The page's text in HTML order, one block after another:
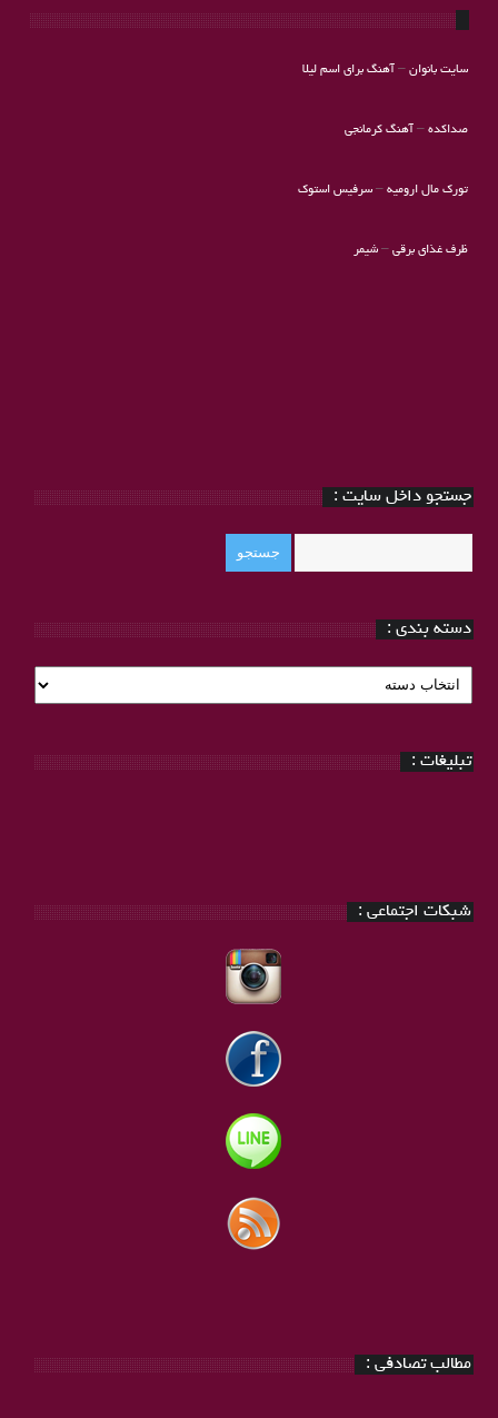
سایت بانوان– آهنگ برای اسم لیلا
صداکده– آهنگ کرمانجی
تورک مال ارومیه–سرفیس استوک
ظرف غذای برقی– شیمر
جستجو داخل سایت :
دسته بندی :
دسته
بندی
تبلیغات :
شبکات اجتماعی :
مطالب تصادفی :